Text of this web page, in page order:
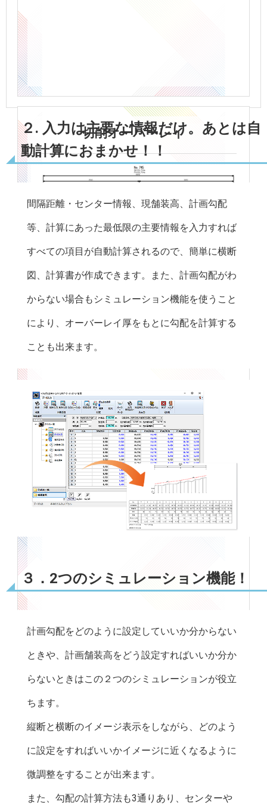
切削オーバーレイ
高・舗装厚を用いて切削断面積と舗装断面積を
計算します。
２. 入力は主要な情報だけ。あとは自
動計算におまかせ！！
間隔距離・センター情報、現舗装高、計画勾配
等、計算にあった最低限の主要情報を入力すれば
すべての項目が自動計算されるので、簡単に横断
図、計算書が作成できます。また、計画勾配がわ
からない場合もシミュレーション機能を使うこと
により、オーバーレイ厚をもとに勾配を計算する
ことも出来ます。
３．2つのシミュレーション機能！
計画勾配をどのように設定していいか分からない
ときや、計画舗装高をどう設定すればいいか分か
らないときはこの２つのシミュレーションが役立
ちます。
縦断と横断のイメージ表示をしながら、どのよう
に設定をすればいいかイメージに近くなるように
微調整をすることが出来ます。
また、勾配の計算方法も3通りあり、センターや